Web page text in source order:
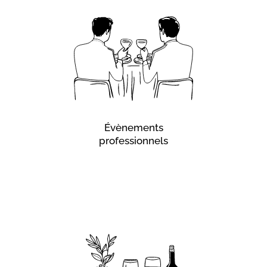
Évènements
professionnels
Pour vos séminaires d’entreprise, repas de fin d’année,
inaugurations et événements professionnels de
prestige, nous mettons à votre disposition une offre
professionnelle de cocktails, buffets, menus
thématiques... Nous bâtissons un projet sur mesure qui
conjugue exigence et plaisir gastronomique au service
pauses gourmandes